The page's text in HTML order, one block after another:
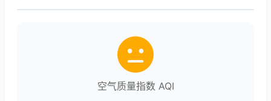
空气质量指数 AQI